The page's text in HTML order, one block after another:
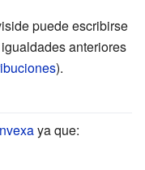
puede escribirse
anteriores
).
ya que: